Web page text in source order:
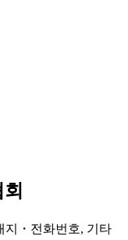
지・전화번호, 기타